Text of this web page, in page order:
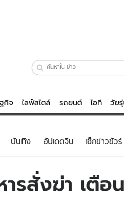
กิจ ไลฟ์สไตล์ รถยนต์ ไอที วัย
ไลฟ์สไตล์
ผู้ชาย
วัยรุ่น
บันเทิง อัปเดตจีน เช็กข่าวชัวร์
รสั่งฆ่า เตือน